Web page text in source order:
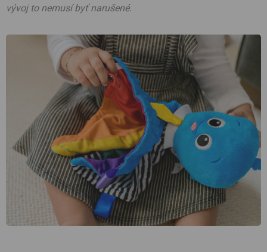
vývoj to nemusí byť narušené.